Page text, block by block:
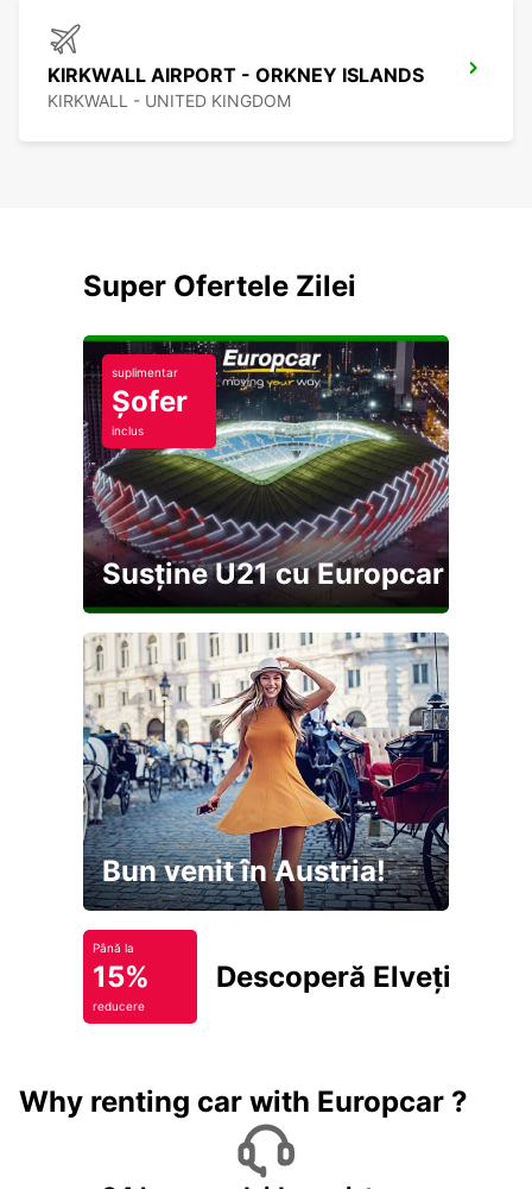
KIRKWALL AIRPORT - ORKNEY ISLANDS
KIRKWALL - UNITED KINGDOM
Super Ofertele Zilei
suplimentar
Șofer
inclus
Susține U21 cu Europcar
Bun venit în Austria!
Până la
15%
reducere
Descoperă Elveția
Why renting car with Europcar ?